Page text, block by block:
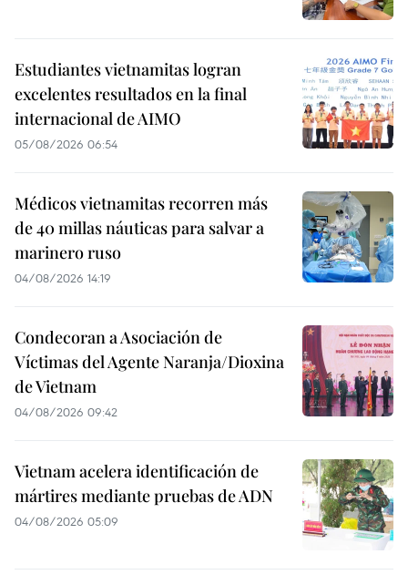
Estudiantes vietnamitas logran
excelentes resultados en la final
internacional de AIMO
05/08/2026 06:54
Médicos vietnamitas recorren más
de 40 millas náuticas para salvar a
marinero ruso
04/08/2026 14:19
Condecoran a Asociación de
Víctimas del Agente Naranja/Dioxina
de Vietnam
04/08/2026 09:42
Vietnam acelera identificación de
mártires mediante pruebas de ADN
04/08/2026 05:09